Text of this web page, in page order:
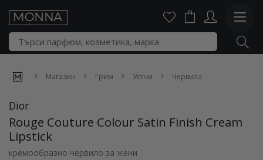
Магазин Грим Устни Червила
Dior
Rouge Couture Colour Satin Finish Cream
Lipstick
кремообразно червило за жени